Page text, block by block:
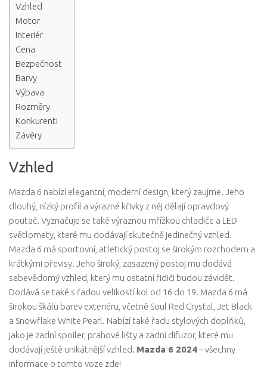
Vzhled
Motor
Interiér
Cena
Bezpečnost
Barvy
Výbava
Rozměry
Konkurenti
Závěry
Vzhled
Mazda 6 nabízí elegantní, moderní design, který zaujme. Jeho
dlouhý, nízký profil a výrazné křivky z něj dělají opravdový
poutač. Vyznačuje se také výraznou mřížkou chladiče a LED
světlomety, které mu dodávají skutečně jedinečný vzhled.
Mazda 6 má sportovní, atletický postoj se širokým rozchodem a
krátkými převisy. Jeho široký, zasazený postoj mu dodává
sebevědomý vzhled, který mu ostatní řidiči budou závidět.
Dodává se také s řadou velikostí kol od 16 do 19. Mazda 6 má
širokou škálu barev exteriéru, včetně Soul Red Crystal, Jet Black
a Snowflake White Pearl. Nabízí také řadu stylových doplňků,
jako je zadní spoiler, prahové lišty a zadní difuzor, které mu
dodávají ještě unikátnější vzhled. Mazda 6 2024– všechny
informace o tomto voze zde!